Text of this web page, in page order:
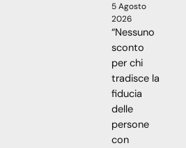
5 Agosto
2026
“Nessuno
sconto
per chi
tradisce la
fiducia
delle
persone
con